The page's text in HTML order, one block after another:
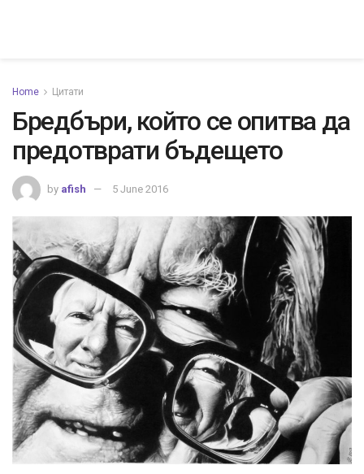
Home Цитати
Бредбъри, който се опитва да
предотврати бъдещето
by afish 5 June 2016